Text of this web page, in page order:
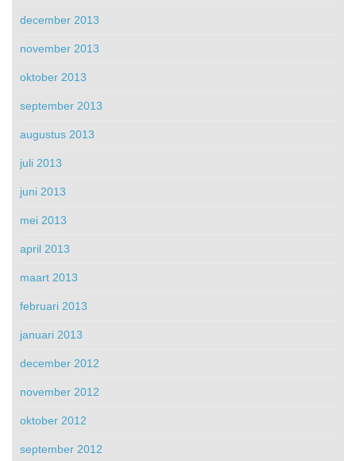
december 2013
november 2013
oktober 2013
september 2013
augustus 2013
juli 2013
juni 2013
mei 2013
april 2013
maart 2013
februari 2013
januari 2013
december 2012
november 2012
oktober 2012
september 2012